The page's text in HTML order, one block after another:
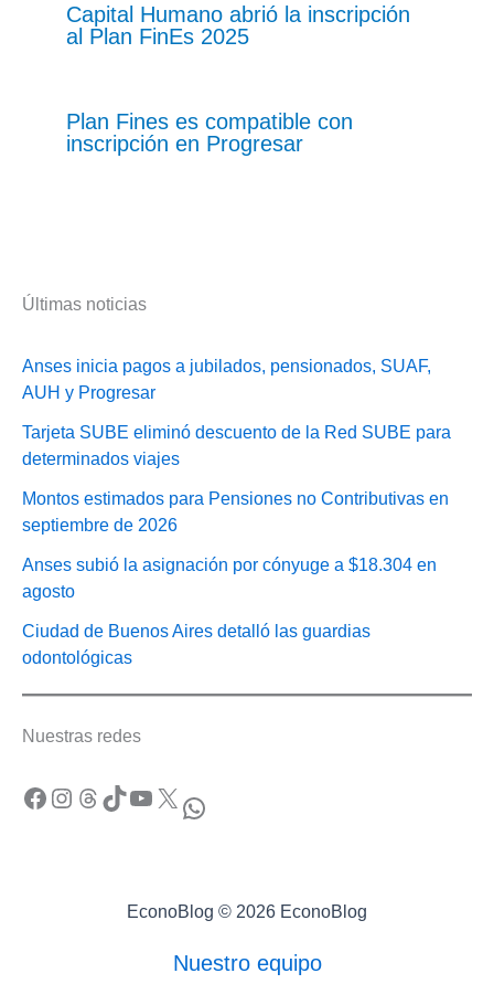
Capital Humano abrió la inscripción
al Plan FinEs 2025
Plan Fines es compatible con
inscripción en Progresar
Últimas noticias
Anses inicia pagos a jubilados, pensionados, SUAF,
AUH y Progresar
Tarjeta SUBE eliminó descuento de la Red SUBE para
determinados viajes
Montos estimados para Pensiones no Contributivas en
septiembre de 2026
Anses subió la asignación por cónyuge a $18.304 en
agosto
Ciudad de Buenos Aires detalló las guardias
odontológicas
Nuestras redes
Facebook Instagram Threads TikTok YouTube X WhatsApp
EconoBlog © 2026 EconoBlog
Nuestro equipo